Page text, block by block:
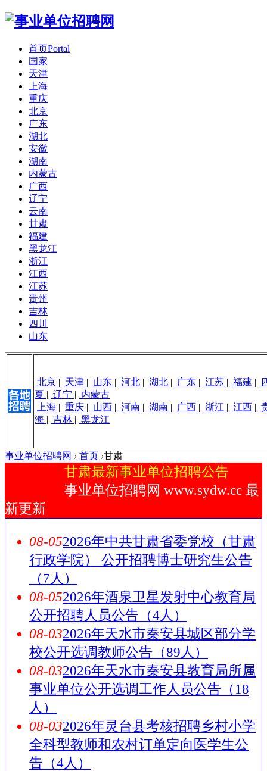
首页Portal
国家
天津
上海
重庆
北京
广东
湖北
安徽
湖南
内蒙古
广西
辽宁
云南
甘肃
福建
黑龙江
浙江
江西
江苏
贵州
吉林
四川
山东
北京 | 天津 | 山东 | 河北 | 湖北 | 广东 | 江苏 | 福建 |
夏 | 辽宁 | 内蒙古
上海 | 重庆 | 山西 | 河南 | 湖南 | 广西 | 浙江 | 江西 |
海 | 吉林 | 黑龙江
事业单位招聘网 › 首页 ›甘肃
甘肃最新事业单位招聘公告
事业单位招聘网 www.sydw.cc 最
新更新
08-052026年中共甘肃省委党校（甘肃
行政学院） 公开招聘博士研究生公告
（7人）
08-052026年酒泉卫星发射中心教育局
公开招聘人员公告（4人）
08-032026年天水市秦安县城区部分学
校公开选调教师公告（89人）
08-032026年天水市秦安县教育局所属
事业单位公开选调工作人员公告（18
人）
08-032026年灵台县考核招聘乡村小学
全科型教师和农村订单定向医学生公
告（4人）